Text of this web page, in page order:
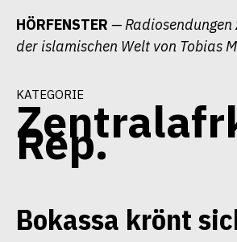
Inhalt
springen
HÖRFENSTER — Radiosendungen
der islamischen Welt von Tobias
kategorie
Rep.
Bokassa krönt